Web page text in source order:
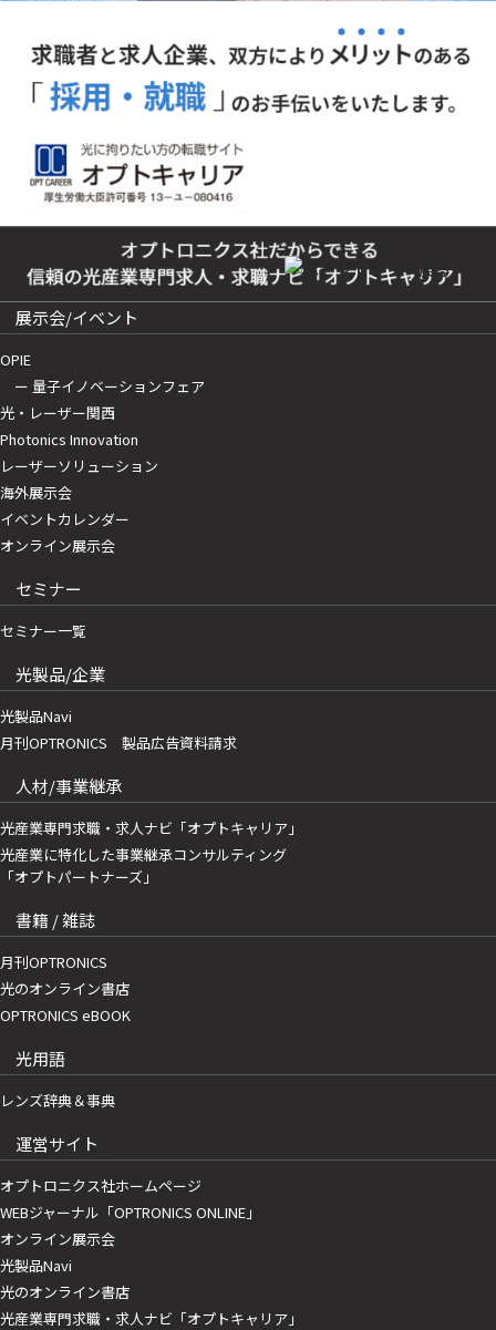
展示会/イベント
OPIE
ー 量子イノベーションフェア
光・レーザー関西
Photonics Innovation
レーザーソリューション
海外展示会
イベントカレンダー
オンライン展示会
セミナー
セミナー一覧
光製品/企業
光製品Navi
月刊OPTRONICS 製品広告資料請求
人材/事業継承
光産業専門求職・求人ナビ「オプトキャリア」
光産業に特化した事業継承コンサルティング
「オプトパートナーズ」
書籍 / 雑誌
月刊OPTRONICS
光のオンライン書店
OPTRONICS eBOOK
光用語
レンズ辞典＆事典
運営サイト
オプトロニクス社ホームページ
WEBジャーナル「OPTRONICS ONLINE」
オンライン展示会
光製品Navi
光のオンライン書店
光産業専門求職・求人ナビ「オプトキャリア」